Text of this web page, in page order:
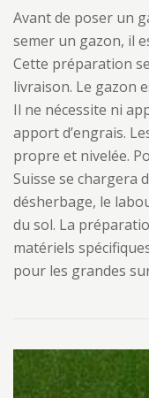
Avant de poser un
semer un gazon, il
Cette préparation
livraison. Le gazon
Il ne nécessite ni
apport d’engrais.
propre et nivelée.
Suisse se chargera
désherbage, le
du sol. La
matériels
pour les grandes